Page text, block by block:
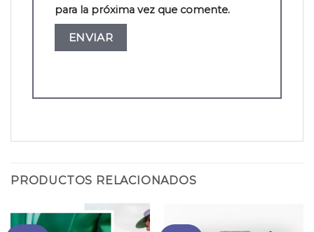
para la próxima vez que comente.
PRODUCTOS RELACIONADOS